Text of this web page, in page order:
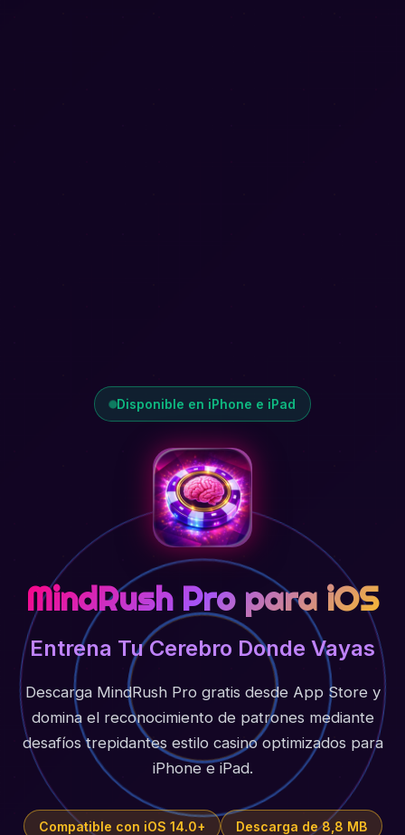
Disponible en iPhone e iPad
MindRush Pro para iOS
Entrena Tu Cerebro Donde Vayas
Descarga MindRush Pro gratis desde App Store y
domina el reconocimiento de patrones mediante
desafíos trepidantes estilo casino optimizados para
iPhone e iPad.
Compatible con iOS 14.0+ Descarga de 8,8 MB